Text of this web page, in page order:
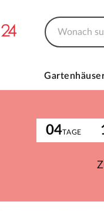
04TAGE